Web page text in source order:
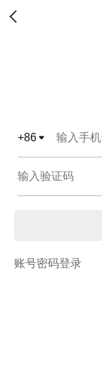
+86
账号密码登录